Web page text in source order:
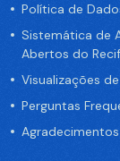
Política de
Sistemática de
Abertos do
Visualizações
Perguntas
Agradecimentos